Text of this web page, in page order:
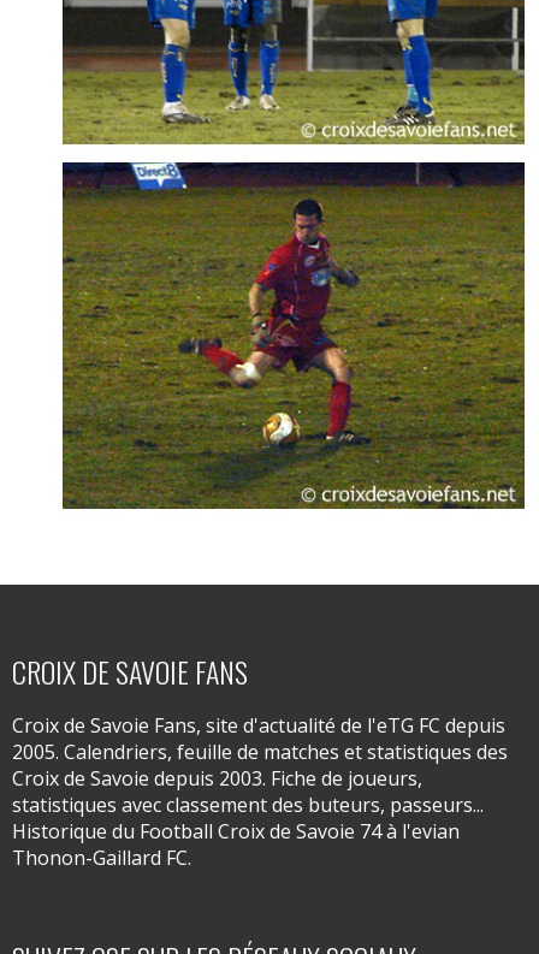
CROIX DE SAVOIE FANS
Croix de Savoie Fans, site d'actualité de l'eTG FC depuis
2005. Calendriers, feuille de matches et statistiques des
Croix de Savoie depuis 2003. Fiche de joueurs,
statistiques avec classement des buteurs, passeurs...
Historique du Football Croix de Savoie 74 à l'evian
Thonon-Gaillard FC.